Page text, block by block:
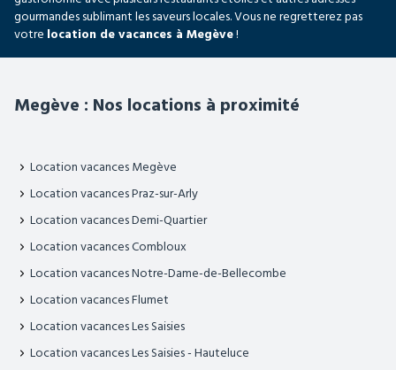
gourmandes sublimant les saveurs locales. Vous ne regretterez pas
votre location de vacances à Megève!
Megève : Nos locations à proximité
Location vacances Megève
Location vacances Praz-sur-Arly
Location vacances Demi-Quartier
Location vacances Combloux
Location vacances Notre-Dame-de-Bellecombe
Location vacances Flumet
Location vacances Les Saisies
Location vacances Les Saisies - Hauteluce